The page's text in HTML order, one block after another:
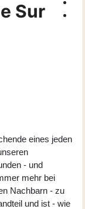
Sur
eines jeden
- und
mehr bei
Nachbarn - zu
und ist - wie